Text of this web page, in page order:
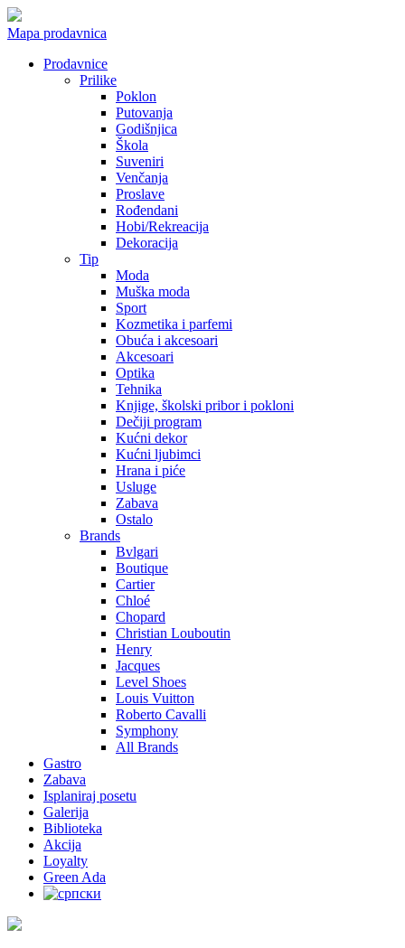
Mapa prodavnica
Prodavnice
Prilike
Poklon
Putovanja
Godišnjica
Škola
Suveniri
Venčanja
Proslave
Rođendani
Hobi/Rekreacija
Dekoracija
Tip
Moda
Muška moda
Sport
Kozmetika i parfemi
Obuća i akcesoari
Akcesoari
Optika
Tehnika
Knjige, školski pribor i pokloni
Dečiji program
Kućni dekor
Kućni ljubimci
Hrana i piće
Usluge
Zabava
Ostalo
Brands
Bvlgari
Boutique
Cartier
Chloé
Chopard
Christian Louboutin
Henry
Jacques
Level Shoes
Louis Vuitton
Roberto Cavalli
Symphony
All Brands
Gastro
Zabava
Isplaniraj posetu
Galerija
Biblioteka
Akcija
Loyalty
Green Ada